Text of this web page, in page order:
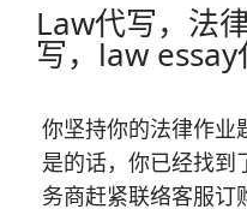
Law代写，法
写，law essay
你坚持你的法律作业
是的话，你已经找到
务商赶紧联络客服订